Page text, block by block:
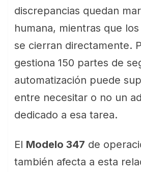
discrepancias quedan
humana, mientras que
se cierran directamente.
gestiona 150 partes de
automatización puede
entre necesitar o no un
dedicado a esa tarea.
El Modelo 347 de
también afecta a esta